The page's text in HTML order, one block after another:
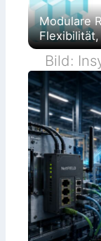
Modulare
Bild: